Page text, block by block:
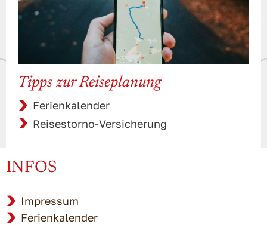
Tipps zur Reiseplanung
Ferienkalender
Reisestorno-Versicherung
INFOS
Impressum
Ferienkalender